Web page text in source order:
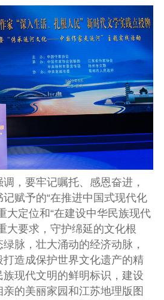
，要牢记嘱托、感恩奋进，
赋予的“在推进中国式现代化
大定位和“在建设中华民族现代
大要求，守护绵延的文化根
脉，壮大涌动的经济动脉，
造成保护世界文化遗产的精
现代文明的鲜明标识，建设
的美丽家园和江苏地理版图